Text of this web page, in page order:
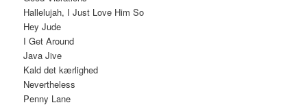
Hallelujah, I Just Love Him So
Hey Jude
I Get Around
Java Jive
Kald det kærlighed
Nevertheless
Penny Lane